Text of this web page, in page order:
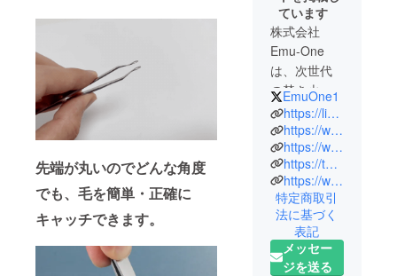
先端が丸いのでどんな角度
でも、 毛を簡単・正確に
キャッチできます。
ています
株式会社
Emu-One
は、次世代
の焚き火関
連商品や調
理用ストー
ブ、チタン
製品の開
発・販売を
手がける会
社です。
機能性とデ
ザイン性を
EmuOne1
https://lin.ee/KDBNYFC
https://www.emu-one.jp/
https://www.youtube.com/@emu-one4696
https://twitter.com/EmuOne1
https://www.instagram.com/emuonejp/
特定商取引
法に基づく
表記
メッセー
ジを送る